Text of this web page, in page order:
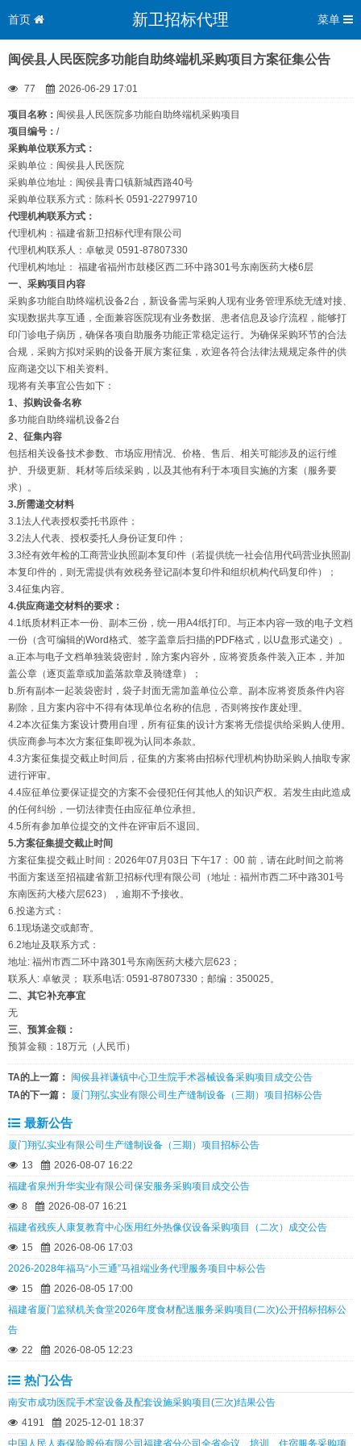
首页 新卫招标代理 菜单
闽侯县人民医院多功能自助终端机采购项目方案征集公告
77 2026-06-29 17:01
项目名称： 闽侯县人民医院多功能自助终端机采购项目
项目编号： /
采购单位联系方式：
采购单位：闽侯县人民医院
采购单位地址：闽侯县青口镇新城西路40号
采购单位联系方式：陈科长 0591-22799710
代理机构联系方式：
代理机构：福建省新卫招标代理有限公司
代理机构联系人：卓敏灵 0591-87807330
代理机构地址： 福建省福州市鼓楼区西二环中路301号东南医药大楼6层
一、采购项目内容
采购多功能自助终端机设备2台，新设备需与采购人现有业务管理系统无缝对接、
实现数据共享互通，全面兼容医院现有业务数据、患者信息及诊疗流程，能够打
印门诊电子病历，确保各项自助服务功能正常稳定运行。为确保采购环节的合法
合规，采购方拟对采购的设备开展方案征集，欢迎各符合法律法规规定条件的供
应商递交以下相关资料。
现将有关事宜公告如下：
1、拟购设备名称
多功能自助终端机设备2台
2、征集内容
包括相关设备技术参数、市场应用情况、价格、售后、相关可能涉及的运行维
护、升级更新、耗材等后续采购，以及其他有利于本项目实施的方案（服务要
求）。
3.所需递交材料
3.1法人代表授权委托书原件；
3.2法人代表、授权委托人身份证复印件；
3.3经有效年检的工商营业执照副本复印件（若提供统一社会信用代码营业执照副
本复印件的，则无需提供有效税务登记副本复印件和组织机构代码复印件）；
3.4征集内容。
4.供应商递交材料的要求：
4.1纸质材料正本一份、副本三份，统一用A4纸打印。与正本内容一致的电子文档
一份（含可编辑的Word格式、签字盖章后扫描的PDF格式，以U盘形式递交）。
a.正本与电子文档单独装袋密封，除方案内容外，应将资质条件装入正本，并加
盖公章（逐页盖章或加盖落款章及骑缝章）；
b.所有副本一起装袋密封，袋子封面无需加盖单位公章。副本应将资质条件内容
剔除，且方案内容中不得有体现单位名称的信息，否则将按作废处理。
4.2本次征集方案设计费用自理，所有征集的设计方案将无偿提供给采购人使用。
供应商参与本次方案征集即视为认同本条款。
4.3方案征集提交截止时间后，征集的方案将由招标代理机构协助采购人抽取专家
进行评审。
4.4应征单位要保证提交的方案不会侵犯任何其他人的知识产权。若发生由此造成
的任何纠纷，一切法律责任由应征单位承担。
4.5所有参加单位提交的文件在评审后不退回。
5.方案征集提交截止时间
方案征集提交截止时间：2026年07月03日 下午17： 00 前，请在此时间之前将
书面方案送至招福建省新卫招标代理有限公司（地址：福州市西二环中路301号
东南医药大楼六层623），逾期不予接收。
6.投递方式：
6.1现场递交或邮寄。
6.2地址及联系方式：
地址: 福州市西二环中路301号东南医药大楼六层623；
联系人: 卓敏灵； 联系电话: 0591-87807330；邮编：350025。
二、其它补充事宜
无
三、预算金额：
预算金额：18万元（人民币）
TA的上一篇： 闽侯县祥谦镇中心卫生院手术器械设备采购项目成交公告
TA的下一篇： 厦门翔弘实业有限公司生产缝制设备（三期）项目招标公告
最新公告
厦门翔弘实业有限公司生产缝制设备（三期）项目招标公告
13
2026-08-07 16:22
福建省泉州升华实业有限公司保安服务采购项目成交公告
8
2026-08-07 16:21
福建省残疾人康复教育中心医用红外热像仪设备采购项目（二次）成交公告
15
2026-08-06 17:03
2026-2028年福马“小三通”马祖端业务代理服务项目中标公告
15
2026-08-05 17:00
福建省厦门监狱机关食堂2026年度食材配送服务采购项目(二次)公开招标招标公
告
22
2026-08-05 12:23
热门公告
南安市成功医院手术室设备及配套设施采购项目(三次)结果公告
4191
2025-12-01 18:37
中国人民人寿保险股份有限公司福建省分公司全省会议、培训、住宿服务采购项